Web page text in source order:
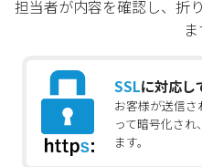
担当者が内容を確認し、折
ま
SSLに対応し
お客様が送信さ
って暗号化さ
ます。